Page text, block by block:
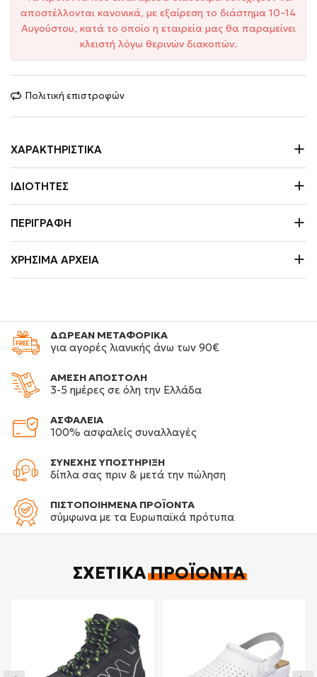
αποστέλλονται κανονικά, με εξαίρεση το διάστημα 10–14
Αυγούστου, κατά το οποίο η εταιρεία μας θα παραμείνει
κλειστή λόγω θερινών διακοπών.
Πολιτική επιστροφών
ΧΑΡΑΚΤΗΡΙΣΤΙΚΆ
ΙΔΙΌΤΗΤΕΣ
ΠΕΡΙΓΡΑΦΉ
ΧΡΉΣΙΜΑ ΑΡΧΕΊΑ
ΔΩΡΕΑΝ ΜΕΤΑΦΟΡΙΚΑ
για αγορές λιανικής άνω των 90€
ΑΜΕΣΗ ΑΠΟΣΤΟΛΗ
3-5 ημέρες σε όλη την Ελλάδα
ΑΣΦΑΛΕΙΑ
100% ασφαλείς συναλλαγές
ΣΥΝΕΧΗΣ ΥΠΟΣΤΗΡΙΞΗ
δίπλα σας πριν & μετά την πώληση
ΠΙΣΤΟΠΟΙΗΜΕΝΑ ΠΡΟΪΟΝΤΑ
σύμφωνα με τα Ευρωπαϊκά πρότυπα
ΣΧΕΤΙΚΆΠΡΟΪΌΝΤΑ